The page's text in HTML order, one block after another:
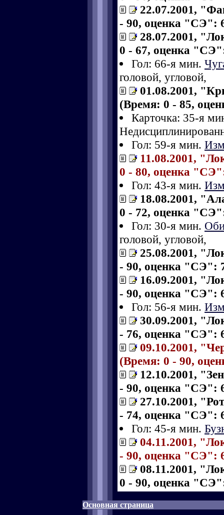
22.07.2001,
- 90, оценка "СЭ":
28.07.2001,
0 - 67, оценка
Гол: 66-я мин.
головой, угловой,
01.08.2001,
(Время: 0 - 85,
Карточка: 35-я
Гол: 59-я мин.
11.08.2001,
0 - 80, оценка
Гол: 43-я мин.
18.08.2001,
0 - 72, оценка
Гол: 30-я мин.
головой, угловой,
25.08.2001,
- 90, оценка "СЭ":
16.09.2001,
- 90, оценка "СЭ":
Гол: 56-я мин.
30.09.2001,
- 76, оценка "СЭ":
09.10.2001,
(Время: 0 - 90,
12.10.2001,
- 90, оценка "СЭ":
27.10.2001,
- 74, оценка "СЭ":
Гол: 45-я мин.
04.11.2001,
- 90, оценка "СЭ":
08.11.2001,
0 - 90, оценка
Основная страница